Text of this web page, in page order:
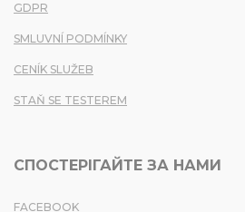
GDPR
SMLUVNÍ PODMÍNKY
CENÍK SLUŽEB
STAŇ SE TESTEREM
СПОСТЕРІГАЙТЕ ЗА НАМИ
FACEBOOK